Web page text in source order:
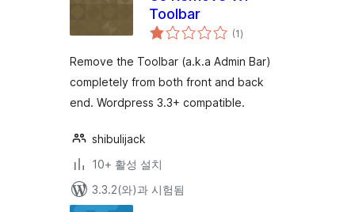
Toolbar
(1전
체
점
)
Remove the Toolbar (a.k.a Admin Bar)
completely from both front and back
end. Wordpress 3.3+ compatible.
shibulijack
10+ 활성 설치
3.3.2(와)과 시험됨